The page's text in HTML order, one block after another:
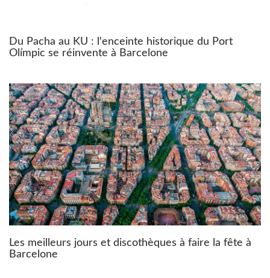
Du Pacha au KU : l'enceinte historique du Port
Olímpic se réinvente à Barcelone
Les meilleurs jours et discothèques à faire la fête à
Barcelone